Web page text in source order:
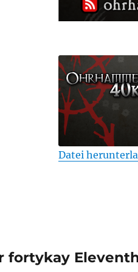
Datei
fortykay